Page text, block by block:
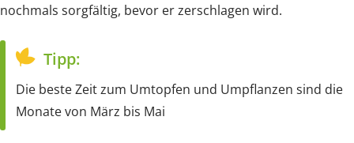
nochmals sorgfältig, bevor er zerschlagen wird.
Tipp:
Die beste Zeit zum Umtopfen und Umpflanzen sind die
Monate von März bis Mai